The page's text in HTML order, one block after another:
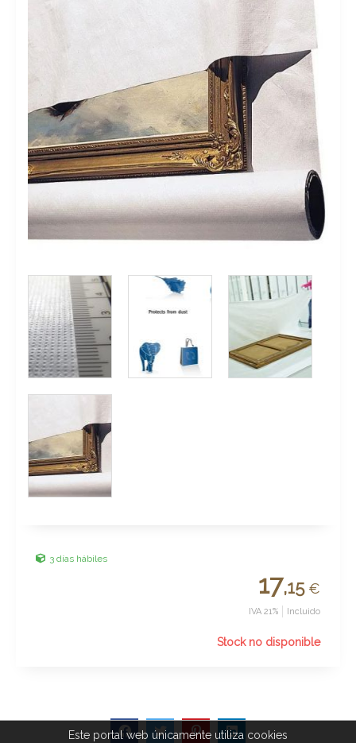
3 días hábiles
17,15 €
IVA 21% Incluido
Stock no disponible
Este portal web únicamente utiliza cookies